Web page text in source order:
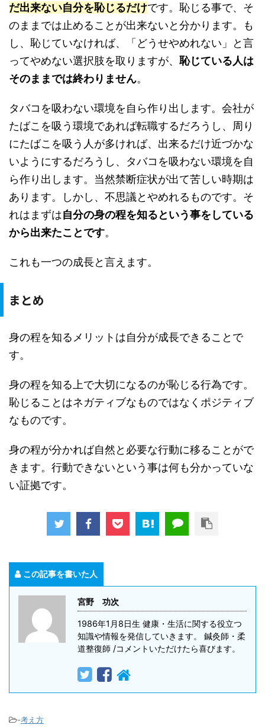
だ出来ない自分を恥じるだけです。恥じる事で、そ
のままでは止めることが出来ないと分かります。も
し、恥じていなければ、「どうせやめれない」と言
ってやめない選択肢を取りますが、 恥じている人は
そのままでは終わりません。
タバコを吸わない環境を自ら作り出します。会社が
たばこを吸う環境であれば転職するだろうし、周り
にたばこを吸う人が多ければ、出来るだけ近づかな
いようにするだろうし、タバコを吸わない環境を自
ら作り出します。当然禁断症状が出て苦しい時期は
あります。しかし、不思議とやめれるものです。そ
れはまずは自分の身の程を知るという事をしている
から出来たことです。
これも一つの成長と言えます。
まとめ
身の程を知るメリットは自分が成長できることで
す。
身の程を知る上で大切になるのが恥じる行為です。
恥じることはネガティブなものではなくポジティブ
なものです。
身の程が分かれば自然と必要な行動に移ることがで
きます。行動できないという事は何も分かっていな
い証拠です。
この記事を書いた人
宮野 功次
1986年1月8日生 健康・生活に関する役立つ
知識や情報を発信していきます。 鍼灸師・柔
道整復師 /コメントいただけたら喜びます。
-考え方